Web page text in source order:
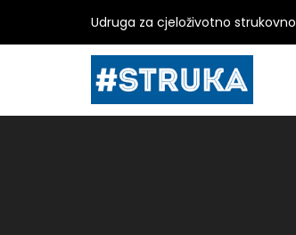
Udruga za cjeloživotno